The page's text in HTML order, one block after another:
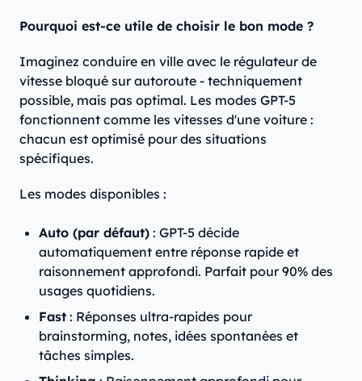
Pourquoi est-ce utile de choisir le bon mode ?
Imaginez conduire en ville avec le régulateur de
vitesse bloqué sur autoroute - techniquement
possible, mais pas optimal. Les modes GPT-5
fonctionnent comme les vitesses d'une voiture :
chacun est optimisé pour des situations
spécifiques.
Les modes disponibles :
Auto (par défaut) : GPT-5 décide
automatiquement entre réponse rapide et
raisonnement approfondi. Parfait pour 90% des
usages quotidiens.
Fast : Réponses ultra-rapides pour
brainstorming, notes, idées spontanées et
tâches simples.